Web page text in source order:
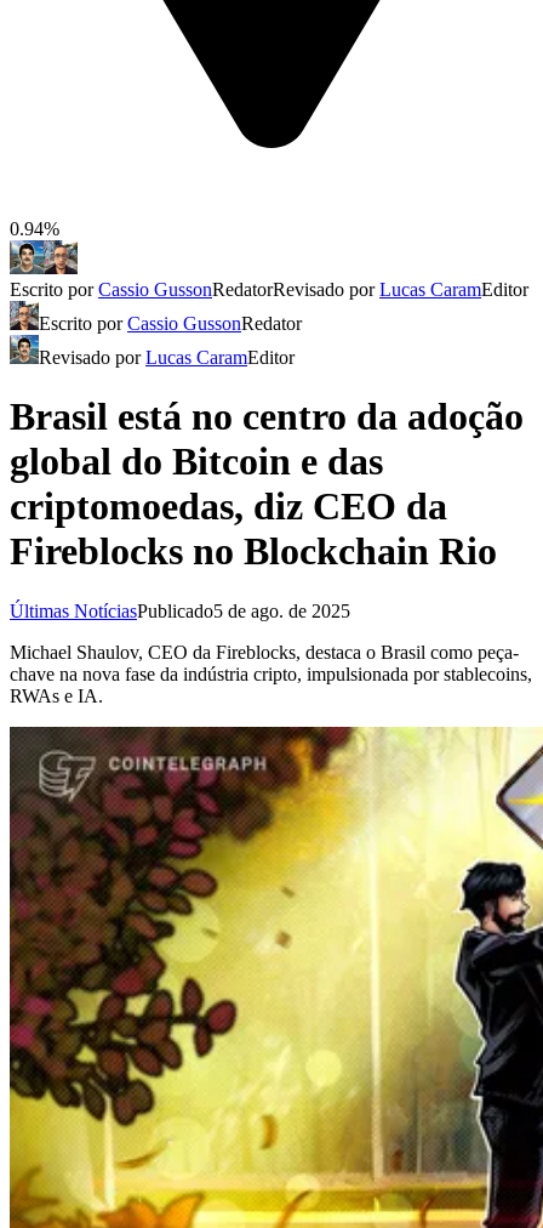
0.94%
Escrito porCassio GussonRedatorRevisado porLucas CaramEditor
Escrito porCassio GussonRedator
Revisado porLucas CaramEditor
Brasil está no centro da adoção
global do Bitcoin e das
criptomoedas, diz CEO da
Fireblocks no Blockchain Rio
Últimas NotíciasPublicado5 de ago. de 2025
Michael Shaulov, CEO da Fireblocks, destaca o Brasil como peça-
chave na nova fase da indústria cripto, impulsionada por stablecoins,
RWAs e IA.